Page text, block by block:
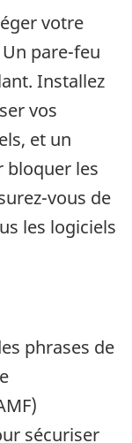
votre
pare-feu
Installez
vos
et un
bloquer les
vous de
les logiciels
phrases de
sécuriser